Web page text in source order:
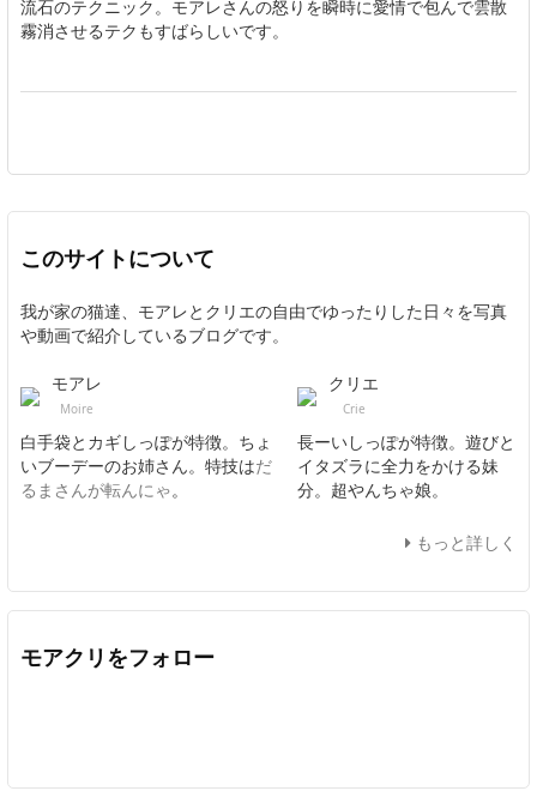
流石のテクニック。モアレさんの怒りを瞬時に愛情で包んで雲散
霧消させるテクもすばらしいです。
このサイトについて
我が家の猫達、モアレとクリエの自由でゆったりした日々を写真
や動画で紹介しているブログです。
モアレ
Moire
白手袋とカギしっぽが特徴。ちょ
いブーデーのお姉さん。特技はだ
るまさんが転んにゃ。
クリエ
Crie
長ーいしっぽが特徴。遊びと
イタズラに全力をかける妹
分。超やんちゃ娘。
もっと詳しく
モアクリをフォロー